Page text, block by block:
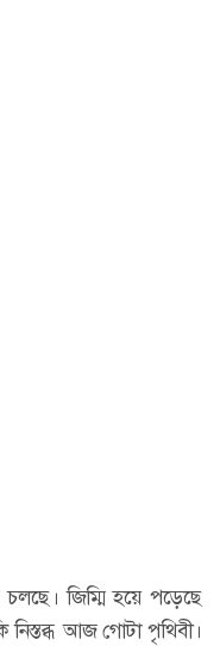
জিম্মি হয়ে পড়েছে
নিস্তব্ধ আজ গোটা পৃথিবী।